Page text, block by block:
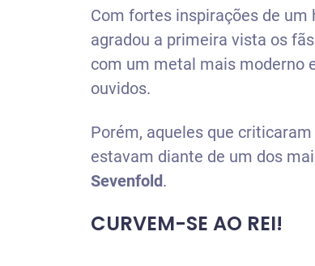
Com fortes inspirações de
agradou a primeira vista os
com um metal mais moderno
ouvidos.
Porém, aqueles que
estavam diante de um dos
Sevenfold.
CURVEM-SE AO REI!